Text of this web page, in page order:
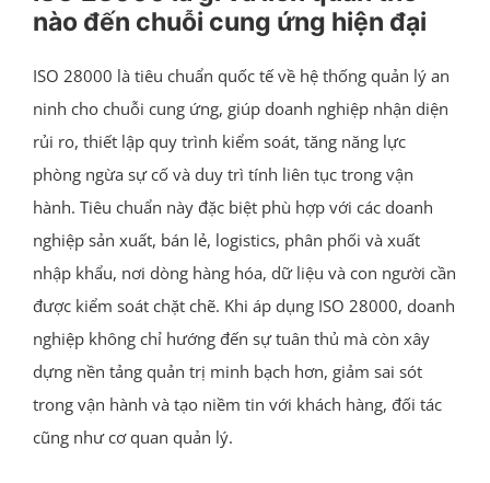
nào đến chuỗi cung ứng hiện đại
ISO 28000 là tiêu chuẩn quốc tế về hệ thống quản lý an
ninh cho chuỗi cung ứng, giúp doanh nghiệp nhận diện
rủi ro, thiết lập quy trình kiểm soát, tăng năng lực
phòng ngừa sự cố và duy trì tính liên tục trong vận
hành. Tiêu chuẩn này đặc biệt phù hợp với các doanh
nghiệp sản xuất, bán lẻ, logistics, phân phối và xuất
nhập khẩu, nơi dòng hàng hóa, dữ liệu và con người cần
được kiểm soát chặt chẽ. Khi áp dụng ISO 28000, doanh
nghiệp không chỉ hướng đến sự tuân thủ mà còn xây
dựng nền tảng quản trị minh bạch hơn, giảm sai sót
trong vận hành và tạo niềm tin với khách hàng, đối tác
cũng như cơ quan quản lý.